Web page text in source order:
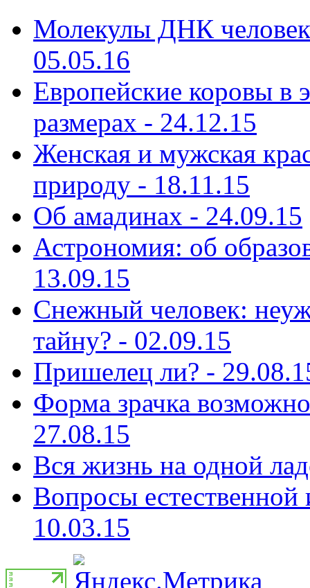
Молекулы ДНК
05.05.16
Европейские коровы в
размерах - 24.12.15
Женская и мужская
природу - 18.11.15
Об амадинах - 24.09.15
Астрономия: об
13.09.15
Снежный человек:
тайну? - 02.09.15
Пришелец ли? -
Форма зрачка
27.08.15
Вся жизнь на одной
Вопросы естественной
10.03.15